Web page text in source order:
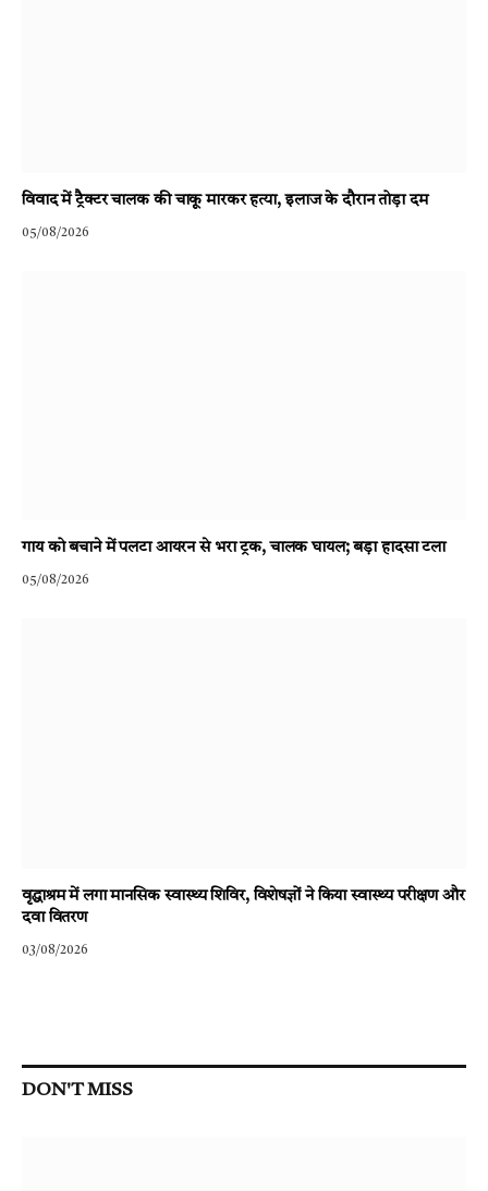
विवाद में ट्रैक्टर चालक की चाकू मारकर हत्या, इलाज के दौरान तोड़ा दम
05/08/2026
गाय को बचाने में पलटा आयरन से भरा ट्रक, चालक घायल; बड़ा हादसा टला
05/08/2026
वृद्धाश्रम में लगा मानसिक स्वास्थ्य शिविर, विशेषज्ञों ने किया स्वास्थ्य परीक्षण और
दवा वितरण
03/08/2026
DON'T MISS